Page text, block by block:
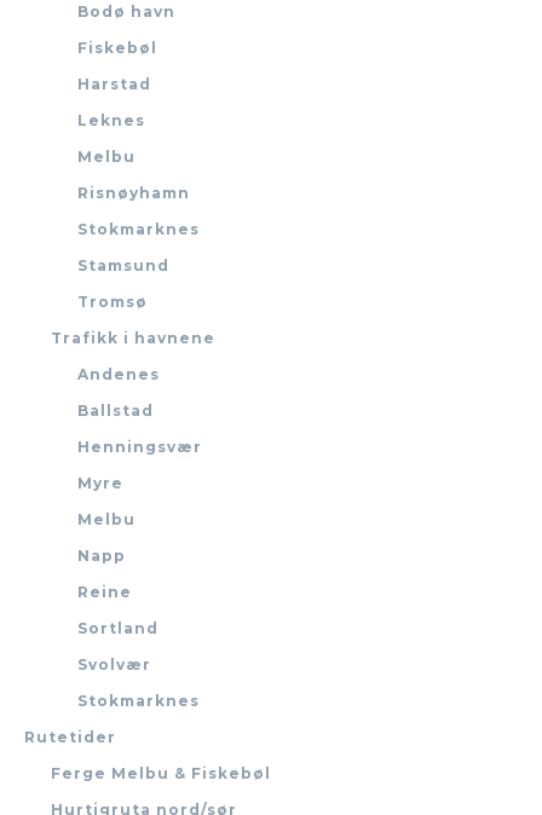
Bodø havn
Fiskebøl
Harstad
Leknes
Melbu
Risnøyhamn
Stokmarknes
Stamsund
Tromsø
Trafikk i havnene
Andenes
Ballstad
Henningsvær
Myre
Melbu
Napp
Reine
Sortland
Svolvær
Stokmarknes
Rutetider
Ferge Melbu & Fiskebøl
Hurtigruta nord/sør